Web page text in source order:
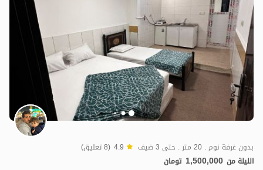
مليون ت 4.7
بدون غرفة نوم . 20 متر . حتى 3 ضيف 4.9 (8 تعليق)
الليلة من 1,500,000 تومان